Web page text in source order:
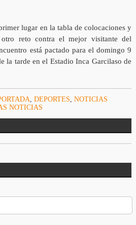
lugar en la tabla de colocaciones y
reto contra el mejor visitante del
está pactado para el domingo 9
la tarde en el Estadio Inca Garcilaso de
, DEPORTES, NOTICIAS
NOTICIAS